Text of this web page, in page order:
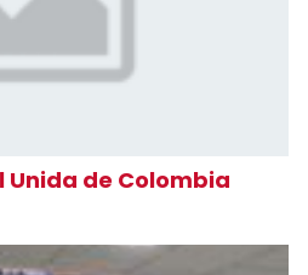
de Colombia